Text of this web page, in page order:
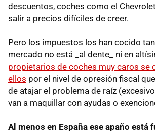
descuentos, coches como el
salir a precios difíciles de creer.
Pero los impuestos los han cocido
mercado no está _al dente_ ni en
propietarios de coches muy caros se
ellos por el nivel de opresión fiscal
de atajar el problema de raíz
van a maquillar con ayudas o
Al menos en España ese apaño está